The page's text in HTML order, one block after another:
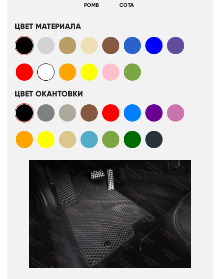
РОМБ СОТА
ЦВЕТ МАТЕРИАЛА
ЦВЕТ ОКАНТОВКИ